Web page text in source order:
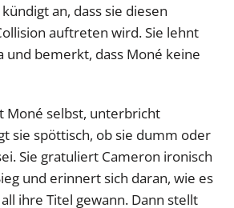
an, dass sie diesen
auftreten wird. Sie lehnt
und bemerkt, dass Moné keine
Moné selbst, unterbricht
sie spöttisch, ob sie dumm oder
Sie gratuliert Cameron ironisch
und erinnert sich daran, wie es
ihre Titel gewann. Dann stellt